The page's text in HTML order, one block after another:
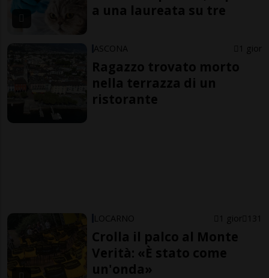
a una laureata su tre
ASCONA 1 gior
Ragazzo trovato morto
nella terrazza di un
ristorante
LOCARNO 1 gior 131
Crolla il palco al Monte
Verità: «È stato come
un'onda»